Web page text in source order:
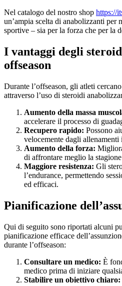
Nel catalogo del nostro shop https://
un’ampia scelta di anabolizzanti per
sportive – sia per la forza che per la
I vantaggi degli
offseason
Durante l’offseason, gli atleti
attraverso l’uso di steroidi
Aumento della massa
accelerare il processo di
Recupero rapido: Possono
velocemente dagli allenamenti
Aumento della forza:
di affrontare meglio la
Maggiore resistenza: Gli
l’endurance, permettendo
ed efficaci.
Pianificazione
Qui di seguito sono riportati alcuni
pianificazione efficace
durante l’offseason:
Consultare un medico: È
medico prima di iniziare
Stabilire un obiettivo chiaro: